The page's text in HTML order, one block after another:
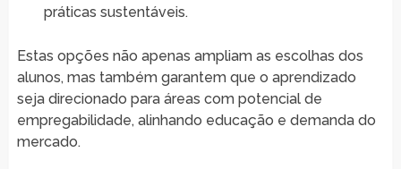
práticas sustentáveis.
Estas opções não apenas ampliam as escolhas dos
alunos, mas também garantem que o aprendizado
seja direcionado para áreas com potencial de
empregabilidade, alinhando educação e demanda do
mercado.